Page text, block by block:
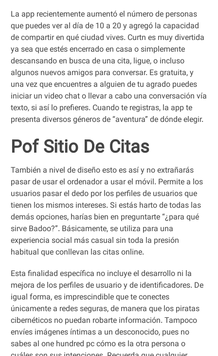
La app recientemente aumentó el número de personas
que puedes ver al día de 10 a 20 y agregó la capacidad
de compartir en qué ciudad vives. Curtn es muy divertida
ya sea que estés encerrado en casa o simplemente
descansando en busca de una cita, ligue, o incluso
algunos nuevos amigos para conversar. Es gratuita, y
una vez que encuentres a alguien de tu agrado puedes
iniciar un video chat o llevar a cabo una conversación vía
texto, si así lo prefieres. Cuando te registras, la app te
presenta diversos géneros de “aventura” de dónde elegir.
Pof Sitio De Citas
También a nivel de diseño esto es así y no extrañarás
pasar de usar el ordenador a usar el móvil. Permite a los
usuarios pasar el dedo por los perfiles de usuarios que
tienen los mismos intereses. Si estás harto de todas las
demás opciones, harías bien en preguntarte “¿para qué
sirve Badoo?”. Básicamente, se utiliza para una
experiencia social más casual sin toda la presión
habitual que conllevan las citas online.
Esta finalidad específica no incluye el desarrollo ni la
mejora de los perfiles de usuario y de identificadores. De
igual forma, es imprescindible que te conectes
únicamente a redes seguras, de manera que los piratas
cibernéticos no puedan robarte información. Tampoco
envíes imágenes íntimas a un desconocido, pues no
sabes al one hundred pc cómo es la otra persona o